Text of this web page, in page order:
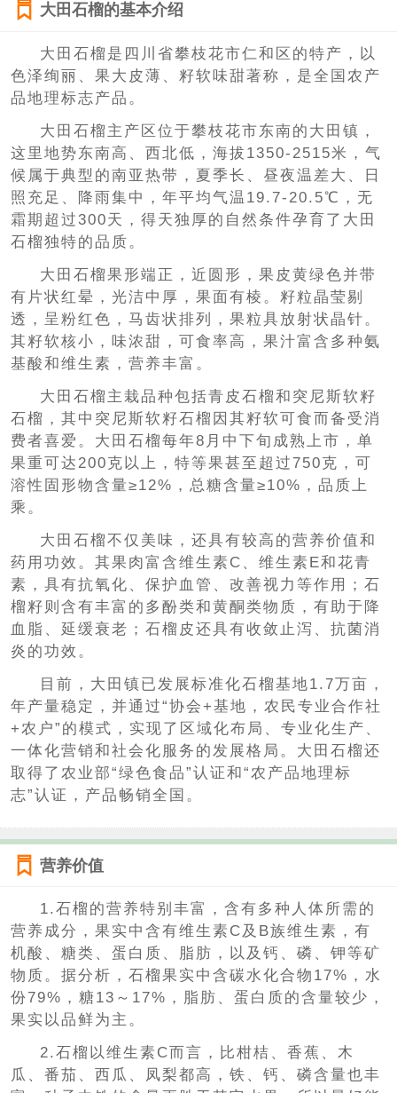
大田石榴的基本介绍
大田石榴是四川省攀枝花市仁和区的特产，以
色泽绚丽、果大皮薄、籽软味甜著称，是全国农产
品地理标志产品。
大田石榴主产区位于攀枝花市东南的大田镇，
这里地势东南高、西北低，海拔1350-2515米，气
候属于典型的南亚热带，夏季长、昼夜温差大、日
照充足、降雨集中，年平均气温19.7-20.5℃，无
霜期超过300天，得天独厚的自然条件孕育了大田
石榴独特的品质。
大田石榴果形端正，近圆形，果皮黄绿色并带
有片状红晕，光洁中厚，果面有棱。籽粒晶莹剔
透，呈粉红色，马齿状排列，果粒具放射状晶针。
其籽软核小，味浓甜，可食率高，果汁富含多种氨
基酸和维生素，营养丰富。
大田石榴主栽品种包括青皮石榴和突尼斯软籽
石榴，其中突尼斯软籽石榴因其籽软可食而备受消
费者喜爱。大田石榴每年8月中下旬成熟上市，单
果重可达200克以上，特等果甚至超过750克，可
溶性固形物含量≥12%，总糖含量≥10%，品质上
乘。
大田石榴不仅美味，还具有较高的营养价值和
药用功效。其果肉富含维生素C、维生素E和花青
素，具有抗氧化、保护血管、改善视力等作用；石
榴籽则含有丰富的多酚类和黄酮类物质，有助于降
血脂、延缓衰老；石榴皮还具有收敛止泻、抗菌消
炎的功效。
目前，大田镇已发展标准化石榴基地1.7万亩，
年产量稳定，并通过“协会+基地，农民专业合作社
+农户”的模式，实现了区域化布局、专业化生产、
一体化营销和社会化服务的发展格局。大田石榴还
取得了农业部“绿色食品”认证和“农产品地理标
志”认证，产品畅销全国。
营养价值
1.石榴的营养特别丰富，含有多种人体所需的
营养成分，果实中含有维生素C及B族维生素，有
机酸、糖类、蛋白质、脂肪，以及钙、磷、钾等矿
物质。据分析，石榴果实中含碳水化合物17%，水
份79%，糖13～17%，脂肪、蛋白质的含量较少，
果实以品鲜为主。
2.石榴以维生素C而言，比柑桔、香蕉、木
瓜、番茄、西瓜、凤梨都高，铁、钙、磷含量也丰